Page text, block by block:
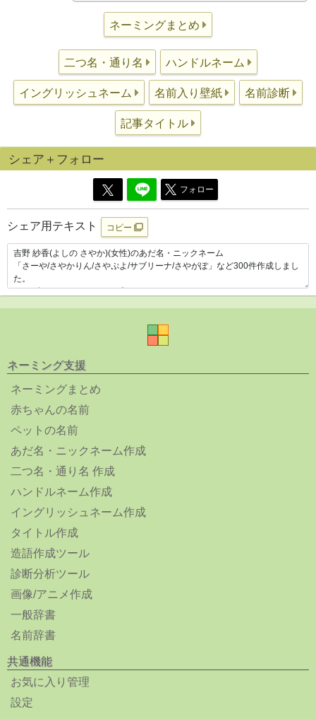
ネーミングまとめ
二つ名・通り名 ハンドルネーム
イングリッシュネーム 名前入り壁紙 名前診断
記事タイトル
シェア＋フォロー
フォロー
シェア用テキスト コピー
ネーミング支援
ネーミングまとめ
赤ちゃんの名前
ペットの名前
あだ名・ニックネーム作成
二つ名・通り名 作成
ハンドルネーム作成
イングリッシュネーム作成
タイトル作成
造語作成ツール
診断分析ツール
画像/アニメ作成
一般辞書
名前辞書
共通機能
お気に入り管理
設定